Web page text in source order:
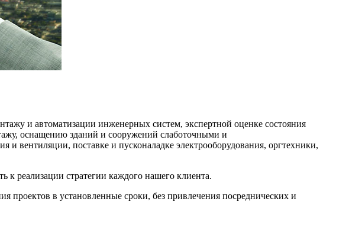
и автоматизации инженерных систем, экспертной оценке состояния
оснащению зданий и сооружений слаботочными и
вентиляции, поставке и пусконаладке электрооборудования, оргтехники,
реализации стратегии каждого нашего клиента.
проектов в установленные сроки, без привлечения посреднических и